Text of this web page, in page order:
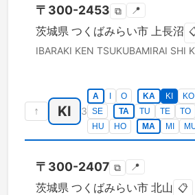
〒 300-2453 ⧉ 📍
茨城県 つくばみらい市 上長沼
IBARAKI KEN TSUKUBAMIRAI SHI
↑ KI 3
A O KA KI KO
SE
TA TU TE TO
HU
HO MA MI
〒 300-2407 ⧉ 📍
茨城県 つくばみらい市 北山 📋